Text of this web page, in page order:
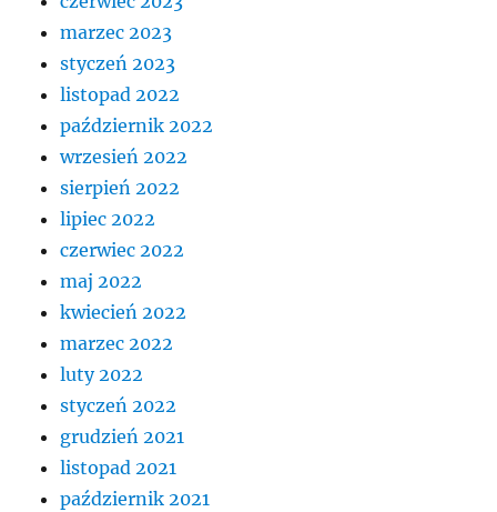
marzec 2023
styczeń 2023
listopad 2022
październik 2022
wrzesień 2022
sierpień 2022
lipiec 2022
czerwiec 2022
maj 2022
kwiecień 2022
marzec 2022
luty 2022
styczeń 2022
grudzień 2021
listopad 2021
październik 2021